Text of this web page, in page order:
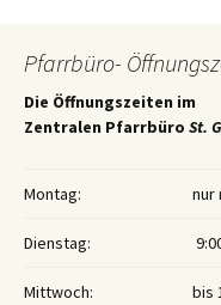
Pfarrbüro-
Die Öffnungszeiten im
Zentralen Pfarrbüro St.
Montag: nur
Dienstag:
Mittwoch: bis